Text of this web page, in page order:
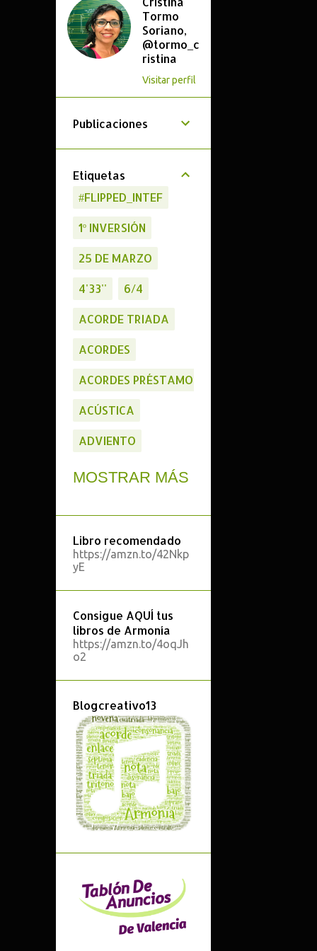
Tormo
Soriano,
@tormo_c
ristina
Visitar perfil
Publicaciones
Etiquetas
#FLIPPED_INTEF
1º INVERSIÓN
25 DE MARZO
4'33'' 6/4
ACORDE TRIADA
ACORDES
ACORDES PRÉSTAMO
ACÚSTICA
ADVIENTO
ALTERACIÓN NUEVA
ANÁLISIS FORMAL
APLICACIONES
APP'S
ARMADURAS
ARMONÍA
ARMONÍA 3ºEE.PP.
ARMONÍA 4º EE.PP.
ASIGNATURAS OPTATIVAS
ATONALISMO
AUDITIVOS
MOSTRAR MÁS
Libro recomendado
https://amzn.to/42Nkp
yE
Consigue AQUÍ tus
libros de Armonía
https://amzn.to/4oqJh
o2
Blogcreativo13